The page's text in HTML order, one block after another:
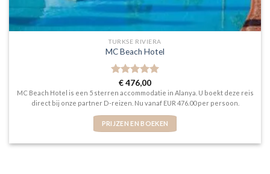
TURKSE RIVIERA
MC Beach Hotel
Gewaardeerd
5uit 5
€476,00
MC Beach Hotel is een 5 sterren accommodatie in Alanya. U boekt deze reis
direct bij onze partner D-reizen. Nu vanaf EUR 476.00 per persoon.
PRIJZEN EN BOEKEN